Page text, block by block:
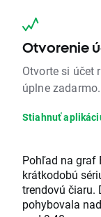
Otvorenie
Otvorte si účet
úplne
Stiahnuť
Pohľad na graf
krátkodobú
trendovú čiaru.
pohybovala